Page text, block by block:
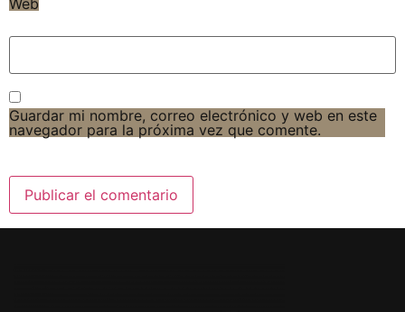
Guardar mi nombre, correo electrónico y web en este
navegador para la próxima vez que comente.